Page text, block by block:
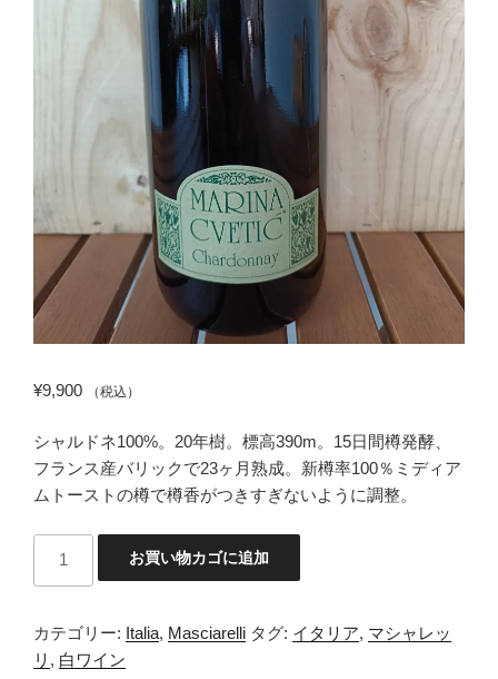
¥9,900 （税込）
シャルドネ100%。20年樹。標高390m。15日間樽発酵、
フランス産バリックで23ヶ月熟成。新樽率100％ミディア
ムトーストの樽で樽香がつきすぎないように調整。
22
個
お買い物カゴに追加
カテゴリー: Italia, Masciarelli タグ: イタリア, マシャレッ
リ , 白ワイン